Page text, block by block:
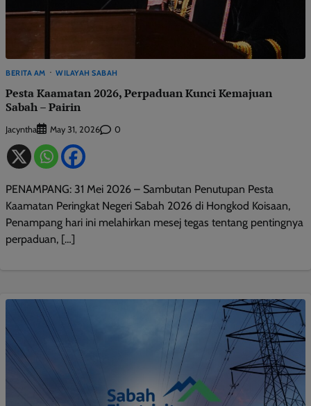
BERITA AM WILAYAH SABAH
Pesta Kaamatan 2026, Perpaduan Kunci Kemajuan
Sabah – Pairin
Jacyntha May 31, 2026 0
PENAMPANG: 31 Mei 2026 – Sambutan Penutupan Pesta
Kaamatan Peringkat Negeri Sabah 2026 di Hongkod Koisaan,
Penampang hari ini melahirkan mesej tegas tentang pentingnya
perpaduan, […]